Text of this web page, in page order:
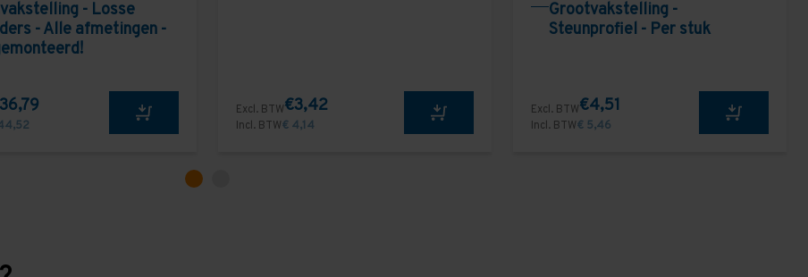
- Losse
- Alle afmetingen -
Excl. BTW€3,42
Incl. BTW€ 4,14
Grootvakstelling -
Steunprofiel - Per stuk
Excl. BTW€4,51
Incl. BTW€ 5,46